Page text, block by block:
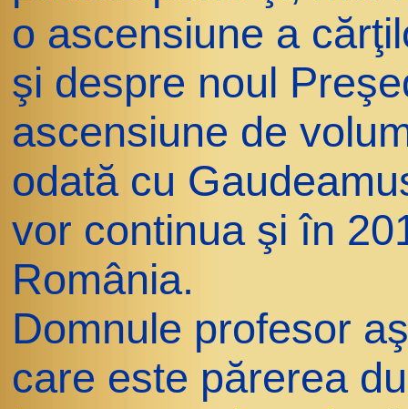
o ascensiune a
şi despre noul
ascensiune de
odată cu
vor continua şi în
România.
Domnule profesor
care este părerea